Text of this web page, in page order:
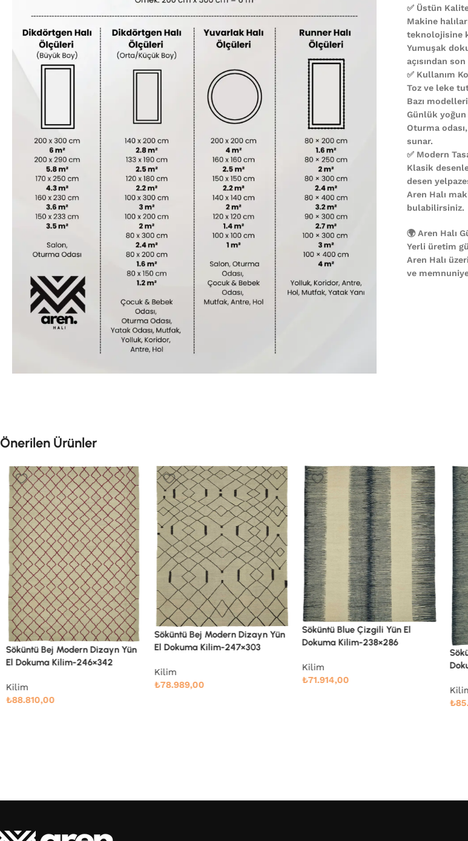
✅ Üstün
Makine
teknolojisine
Yumuşak
açısından
✅ Kullanım
Toz ve leke
Bazı
Günlük
Oturma
sunar.
✅ Modern
Klasik
desen
Aren Halı
bulabilirsiniz.
🌍 Aren Halı
Yerli üretim
Aren Halı
ve
Önerilen Ürünler
Söküntü Bej Modern Dizayn Yün
El Dokuma Kilim-246×342
Kilim
₺88.810,00
Söküntü Bej Modern Dizayn Yün
El Dokuma Kilim-247×303
Kilim
₺78.989,00
Söküntü Blue Çizgili Yün El
Dokuma Kilim-238×286
Kilim
₺71.914,00
₺